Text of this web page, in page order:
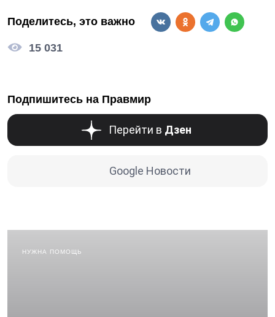
Поделитесь, это важно
15 031
Подпишитесь на Правмир
Перейти в Дзен
Google Новости
НУЖНА ПОМОЩЬ